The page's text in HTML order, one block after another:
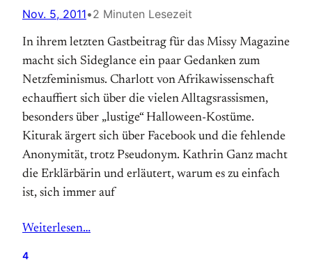
Nov. 5, 2011•2 Minuten Lesezeit
In ihrem letzten Gastbeitrag für das Missy Magazine
macht sich Sideglance ein paar Gedanken zum
Netzfeminismus. Charlott von Afrikawissenschaft
echauffiert sich über die vielen Alltagsrassismen,
besonders über „lustige“ Halloween-Kostüme.
Kiturak ärgert sich über Facebook und die fehlende
Anonymität, trotz Pseudonym. Kathrin Ganz macht
die Erklärbärin und erläutert, warum es zu einfach
ist, sich immer auf
Weiterlesen…
4